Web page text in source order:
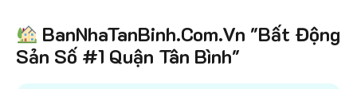
BanNhaTanBinh.Com.Vn "Bất Động
Sản Số #1 Quận Tân Bình"